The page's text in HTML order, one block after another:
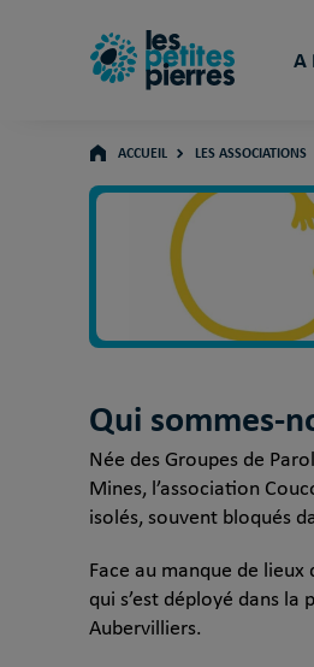
A
ACCUEIL LES ASSOCIATIONS
Qui sommes-
Née des Groupes de
Mines, l’association
isolés, souvent bloqués
Face au manque de
qui s’est déployé dans
Aubervilliers.